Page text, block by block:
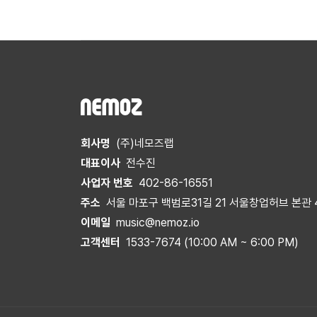
회사명 (주)네모즈랩
대표이사 전수진
사업자 번호 402-86-16551
주소 서울 마포구 백범로31길 21 서울창업허브 본관
이메일 music@nemoz.io
고객센터
1533-7674 (10:00 AM ~ 6:00 PM)